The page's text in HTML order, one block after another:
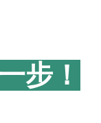
步！